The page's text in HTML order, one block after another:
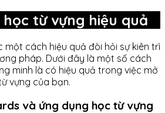
từ vựng hiệu quả
một cách hiệu quả đòi hỏi sự kiên trì
pháp. Dưới đây là một số cách
minh là có hiệu quả trong việc mở
vựng của bạn.
và ứng dụng học từ vựng